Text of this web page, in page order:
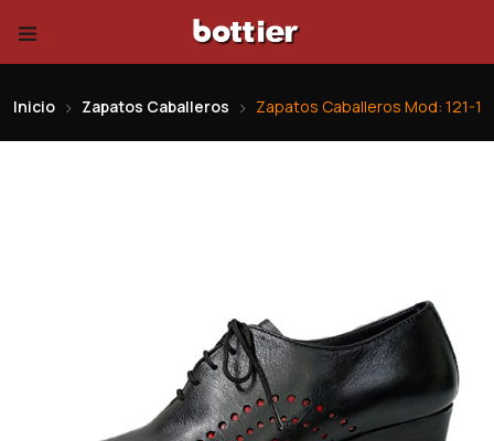
Inicio Zapatos Caballeros Zapatos Caballeros Mod: 121-1